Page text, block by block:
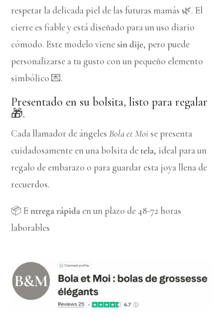
respetar la delicada piel de las futuras mamás 🌿. El
cierre es fiable y está diseñado para un uso diario
cómodo. Este modelo vienesin dije, pero puede
personalizarse a tu gusto con un pequeño elemento
simbólico 💌.
Presentado en su bolsita, listo para regalar
🎁.
Cada llamador de ángelesBola et Moi se presenta
cuidadosamente en una bolsita de tela, ideal para un
regalo de embarazo o para guardar esta joya llena de
recuerdos.
📦 Entrega rápida en un plazo de 48-72 horas
laborables